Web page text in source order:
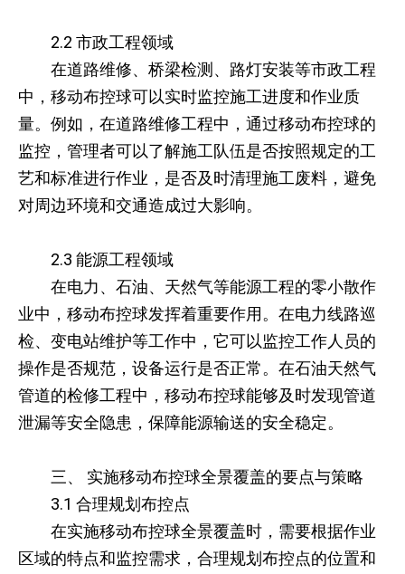
2.2 市政工程领域
在道路维修、桥梁检测、路灯安装等市政工程
中，移动布控球可以实时监控施工进度和作业质
量。例如，在道路维修工程中，通过移动布控球的
监控，管理者可以了解施工队伍是否按照规定的工
艺和标准进行作业，是否及时清理施工废料，避免
对周边环境和交通造成过大影响。
2.3 能源工程领域
在电力、石油、天然气等能源工程的零小散作
业中，移动布控球发挥着重要作用。在电力线路巡
检、变电站维护等工作中，它可以监控工作人员的
操作是否规范，设备运行是否正常。在石油天然气
管道的检修工程中，移动布控球能够及时发现管道
泄漏等安全隐患，保障能源输送的安全稳定。
三、 实施移动布控球全景覆盖的要点与策略
3.1 合理规划布控点
在实施移动布控球全景覆盖时，需要根据作业
区域的特点和监控需求，合理规划布控点的位置和